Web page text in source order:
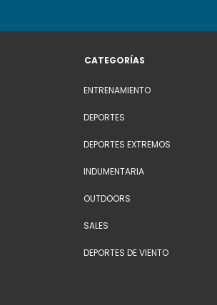
CATEGORÍAS
ENTRENAMIENTO
DEPORTES
DEPORTES EXTREMOS
INDUMENTARIA
OUTDOORS
SALES
DEPORTES DE VIENTO